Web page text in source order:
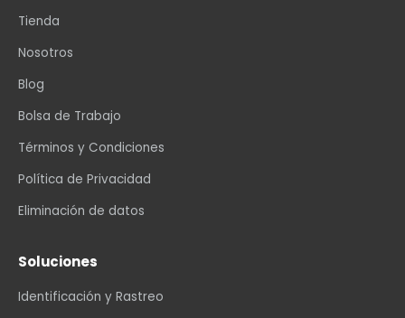
Tienda
Nosotros
Blog
Bolsa de Trabajo
Términos y Condiciones
Política de Privacidad
Eliminación de datos
Soluciones
Identificación y Rastreo